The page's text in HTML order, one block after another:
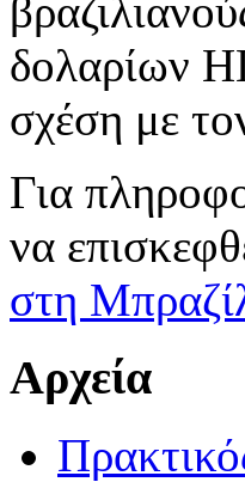
δολαρίων
σχέση με
Για
να
στη
Αρχεία